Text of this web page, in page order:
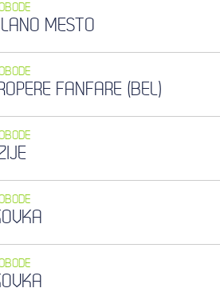
MESTO
FANFARE (BEL)